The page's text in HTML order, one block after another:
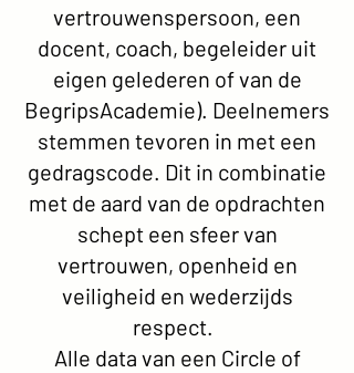
vertrouwenspersoon, een
docent, coach, begeleider uit
eigen gelederen of van de
BegripsAcademie). Deelnemers
stemmen tevoren in met een
gedragscode. Dit in combinatie
met de aard van de opdrachten
schept een sfeer van
vertrouwen, openheid en
veiligheid en wederzijds
respect.
Alle data van een Circle of